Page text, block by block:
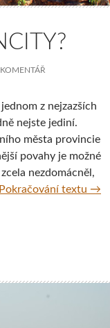
z nejzazších
nejste jediní.
města provincie
povahy je možné
nezdomácněl,
Pokračování textu →